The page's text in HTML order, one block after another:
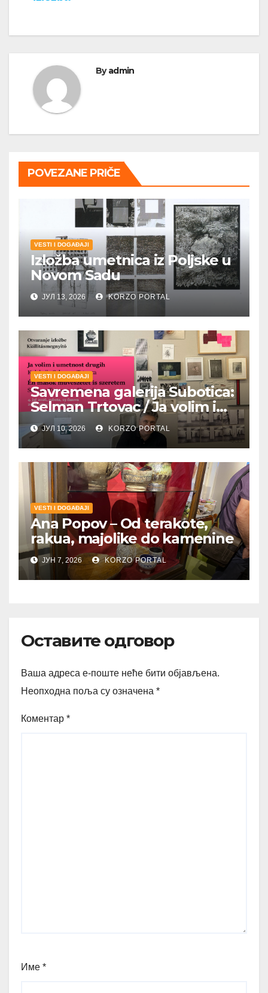
Byadmin
POVEZANE PRIČE
VESTI I DOGAĐAJI
Izložba umetnica iz Poljske u
Novom Sadu
ЈУЛ 13, 2026 KORZO PORTAL
VESTI I DOGAĐAJI
Savremena galerija Subotica:
Selman Trtovac / Ja volim i
umetnost drugih
ЈУЛ 10, 2026 KORZO PORTAL
VESTI I DOGAĐAJI
Ana Popov – Od terakote,
rakua, majolike do kamenine
ЈУН 7, 2026 KORZO PORTAL
Оставите одговор
Ваша адреса е-поште неће бити објављена.
Неопходна поља су означена *
Коментар *
Име *